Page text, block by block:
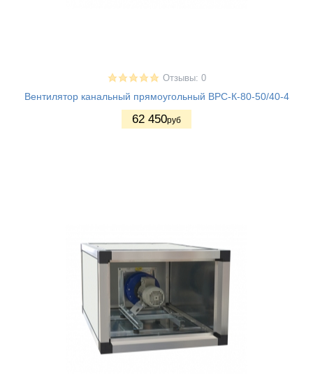
Отзывы: 0
Вентилятор канальный прямоугольный ВРС-К-80-50/40-4
62 450руб